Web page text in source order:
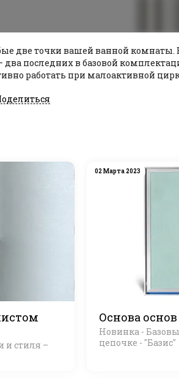
две точки вашей ванной комнаты.
два последних в базовой
работать при малоактивной
и стиля –
02 Марта 2023
Основа
Новинка -
цепочке - "Базис"